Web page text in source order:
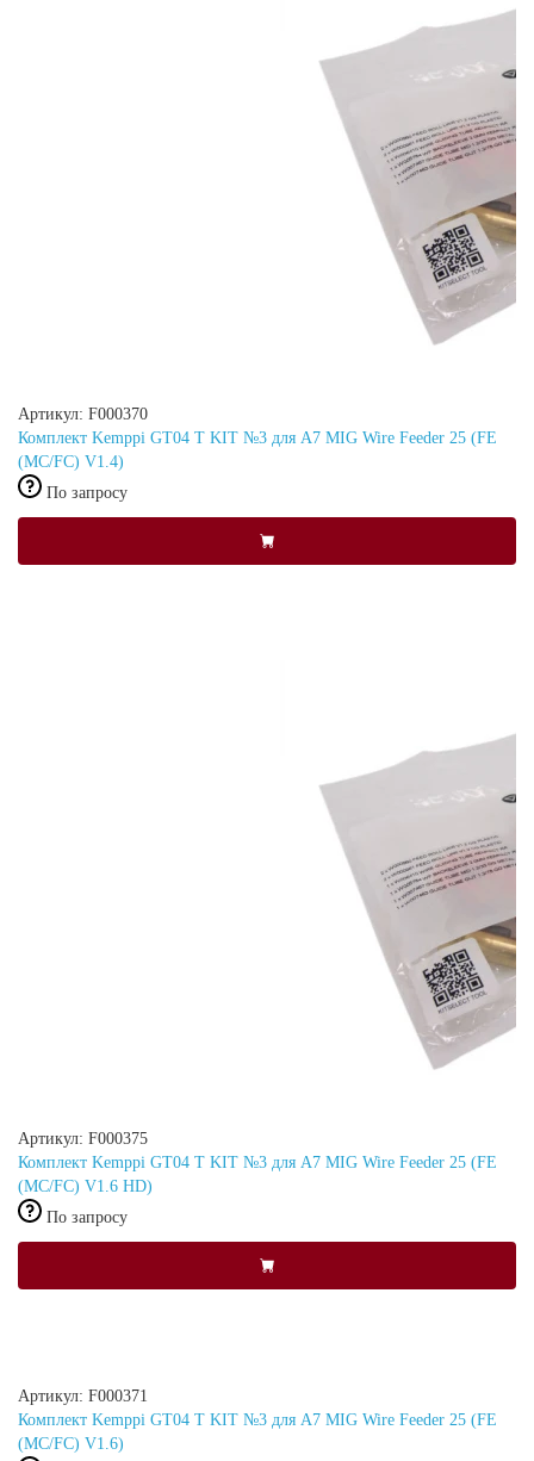
Артикул: F000370
Комплект Kemppi GT04 T KIT №3 для A7 MIG Wire Feeder 25 (FE
(MC/FC) V1.4)
По запросу
Артикул: F000375
Комплект Kemppi GT04 T KIT №3 для A7 MIG Wire Feeder 25 (FE
(MC/FC) V1.6 HD)
По запросу
Артикул: F000371
Комплект Kemppi GT04 T KIT №3 для A7 MIG Wire Feeder 25 (FE
(MC/FC) V1.6)